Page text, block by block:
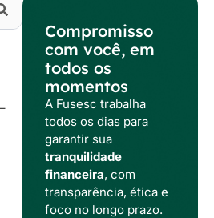
Compromisso
com você, em
todos os
momentos
A Fusesc trabalha
todos os dias para
garantir sua
tranquilidade
financeira, com
transparência, ética e
foco no longo prazo.